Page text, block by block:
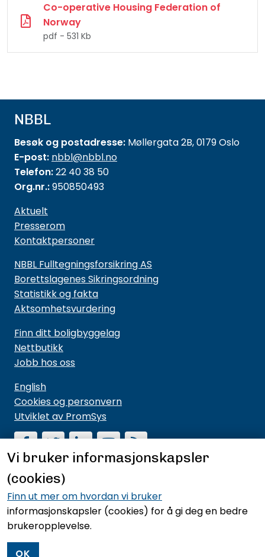
Co-operative Housing Federation of
Norway
pdf - 531 Kb
NBBL
Besøk og postadresse: Møllergata 2B, 0179 Oslo
E-post: nbbl@nbbl.no
Telefon:22 40 38 50
Org.nr.:950850493
Aktuelt
Presserom
Kontaktpersoner
NBBL Fulltegningsforsikring AS
Borettslagenes Sikringsordning
Statistikk og fakta
Aktsomhetsvurdering
Finn ditt boligbyggelag
Nettbutikk
Jobb hos oss
English
Cookies og personvern
Utviklet av PromSys
Motta nyhetsbrev fra NBBL
Hold deg oppdatert på hva vi driver med og hva vi
mener noe om.
Meld deg på nyhetsbrevet
Vi bruker informasjonskapsler
(cookies)
Finn ut mer om hvordan vi bruker
informasjonskapsler (cookies) for å gi deg en bedre
brukeropplevelse.
OK